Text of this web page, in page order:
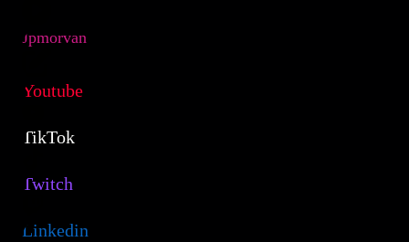
Jpmorvan
Youtube
TikTok
Twitch
Linkedin